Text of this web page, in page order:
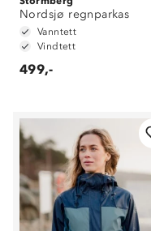
Nordsjø regnparkas
Vanntett
Vindtett
499,-